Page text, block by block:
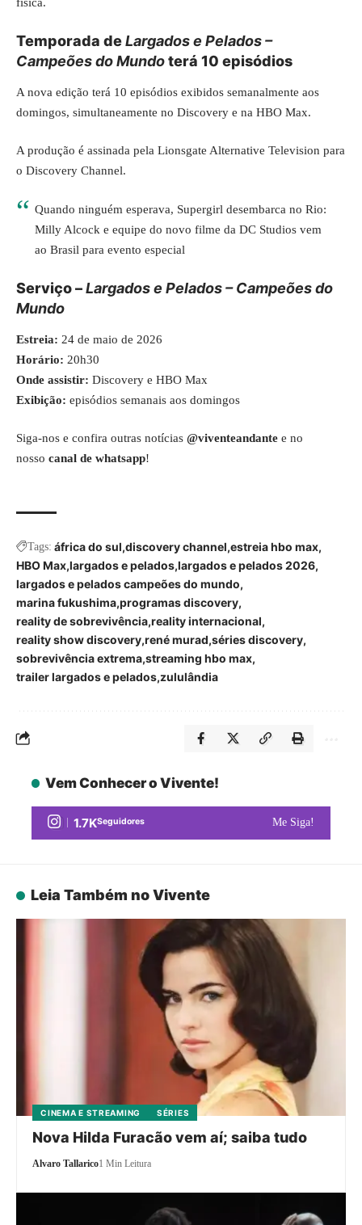
Temporada deLargados e Pelados –
Campeões do Mundoterá 10 episódios
A nova edição terá 10 episódios exibidos semanalmente aos
domingos, simultaneamente no Discovery e na HBO Max.
A produção é assinada pela Lionsgate Alternative Television para
o Discovery Channel.
Quando ninguém esperava, Supergirl desembarca no Rio:
Milly Alcock e equipe do novo filme da DC Studios vem
ao Brasil para evento especial
Serviço –Largados e Pelados – Campeões do
Mundo
Estreia: 24 de maio de 2026
Horário: 20h30
Onde assistir: Discovery e HBO Max
Exibição: episódios semanais aos domingos
Siga-nos e confira outras notícias @viventeandante e no
nosso canal de whatsapp!
Tags: áfrica do sul discovery channel estreia hbo max
HBO Max largados e pelados largados e pelados 2026
largados e pelados campeões do mundo
marina fukushima programas discovery
reality de sobrevivência reality internacional
reality show discovery rené murad séries discovery
sobrevivência extrema streaming hbo max
trailer largados e pelados zululândia
Vem Conhecer o Vivente!
1.7KSeguidores Me Siga!
Leia Também no Vivente
CINEMA E STREAMING SÉRIES
Nova Hilda Furacão vem aí; saiba tudo
Alvaro Tallarico1 Min Leitura